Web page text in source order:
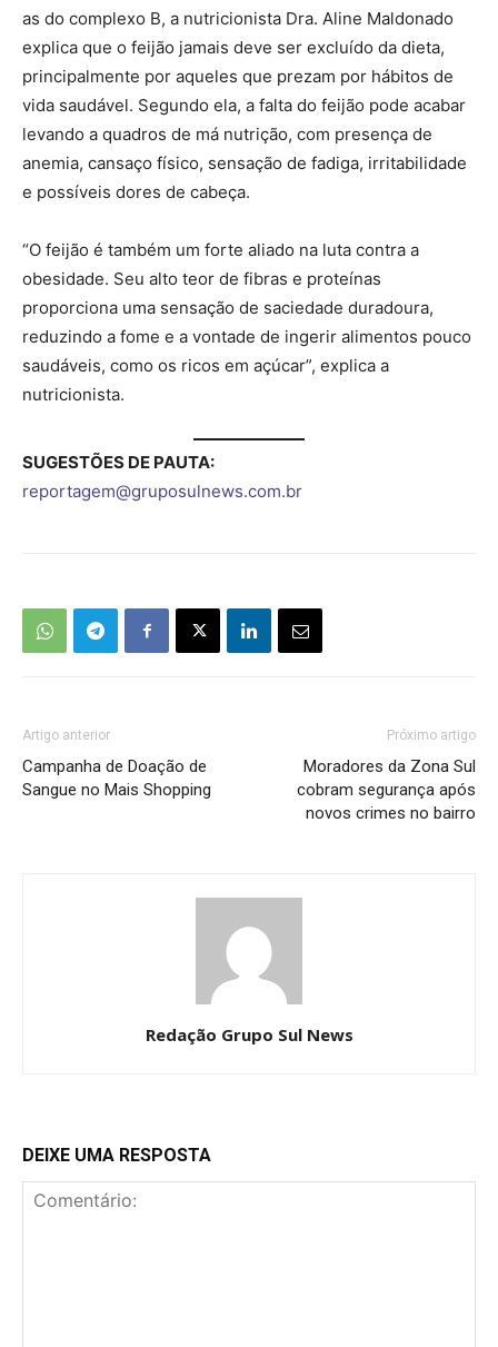
as do complexo B, a nutricionista Dra. Aline Maldonado
explica que o feijão jamais deve ser excluído da dieta,
principalmente por aqueles que prezam por hábitos de
vida saudável. Segundo ela, a falta do feijão pode acabar
levando a quadros de má nutrição, com presença de
anemia, cansaço físico, sensação de fadiga, irritabilidade
e possíveis dores de cabeça.
“O feijão é também um forte aliado na luta contra a
obesidade. Seu alto teor de fibras e proteínas
proporciona uma sensação de saciedade duradoura,
reduzindo a fome e a vontade de ingerir alimentos pouco
saudáveis, como os ricos em açúcar”, explica a
nutricionista.
SUGESTÕES DE PAUTA:
reportagem@gruposulnews.com.br
Artigo anterior
Campanha de Doação de
Sangue no Mais Shopping
Próximo artigo
Moradores da Zona Sul
cobram segurança após
novos crimes no bairro
Redação Grupo Sul News
DEIXE UMA RESPOSTA